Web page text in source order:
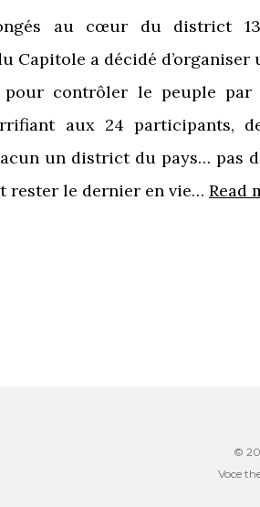
au cœur du district
Capitole a décidé d’organiser
pour contrôler le peuple
aux 24 participants,
un district du pays… pas
rester le dernier en vie… Read
©
Voce